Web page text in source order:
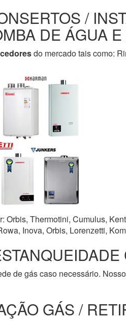
/
DE ÁGUA
do mercado tais como:
Thermotini, Cumulus,
Inova, Orbis, Lorenzetti,
de gás caso necessário.
GÁS /